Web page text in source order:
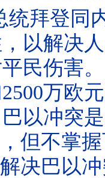
统拜登同
以解决
民伤害
万欧
以冲突
但不掌
决巴以